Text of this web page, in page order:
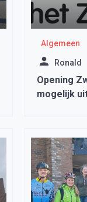
Algemeen
Ronald
Opening
mogelijk